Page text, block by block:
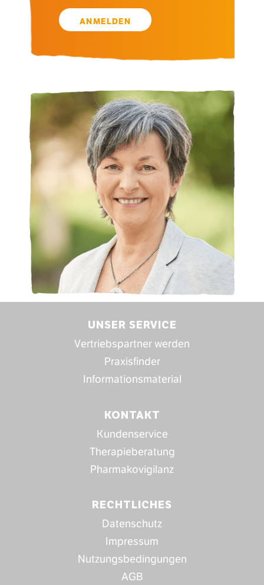
ANMELDEN
UNSER SERVICE
Vertriebspartner werden
Praxisfinder
Informationsmaterial
KONTAKT
Kundenservice
Therapieberatung
Pharmakovigilanz
RECHTLICHES
Datenschutz
Impressum
Nutzungsbedingungen
AGB